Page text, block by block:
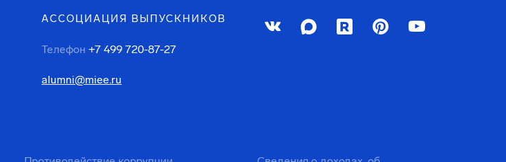
АССОЦИАЦИЯ ВЫПУСКНИКОВ
Телефон +7 499 720-87-27
alumni@miee.ru